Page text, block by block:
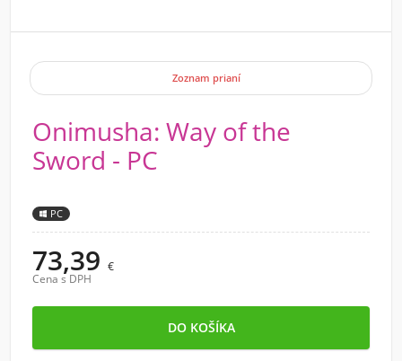
Zoznam prianí
Onimusha: Way of the
Sword - PC
PC
73,39 €
Cena s DPH